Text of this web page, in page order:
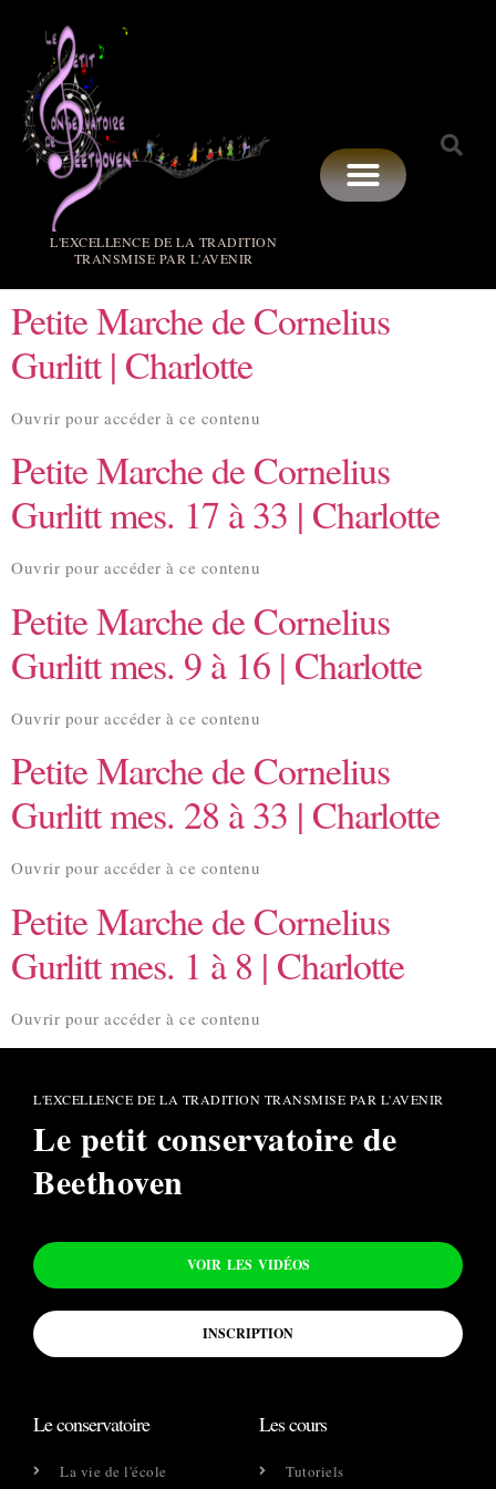
L'EXCELLENCE DE LA TRADITION
TRANSMISE PAR L'AVENIR
Petite Marche de Cornelius
Gurlitt | Charlotte
Ouvrir pour accéder à ce contenu
Petite Marche de Cornelius
Gurlitt mes. 17 à 33 | Charlotte
Ouvrir pour accéder à ce contenu
Petite Marche de Cornelius
Gurlitt mes. 9 à 16 | Charlotte
Ouvrir pour accéder à ce contenu
Petite Marche de Cornelius
Gurlitt mes. 28 à 33 | Charlotte
Ouvrir pour accéder à ce contenu
Petite Marche de Cornelius
Gurlitt mes. 1 à 8 | Charlotte
Ouvrir pour accéder à ce contenu
L'EXCELLENCE DE LA TRADITION TRANSMISE PAR L'AVENIR
Le petit conservatoire de
Beethoven
VOIR LES VIDÉOS
INSCRIPTION
Le conservatoire
La vie de l'école
Les cours
Tutoriels